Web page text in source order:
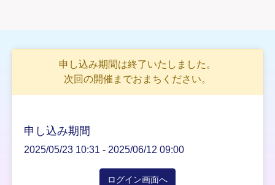
申し込み期間は終了いたしました。
次回の開催までおまちください。
申し込み期間
2025/05/23 10:31 - 2025/06/12 09:00
ログイン画面へ